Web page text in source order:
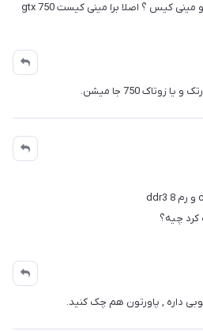
gtx 750 چطور پاور بهتر میخواد رو مینی کیس ؟ اصلا برا مینی کیست gtx 750
کرد چیه؟